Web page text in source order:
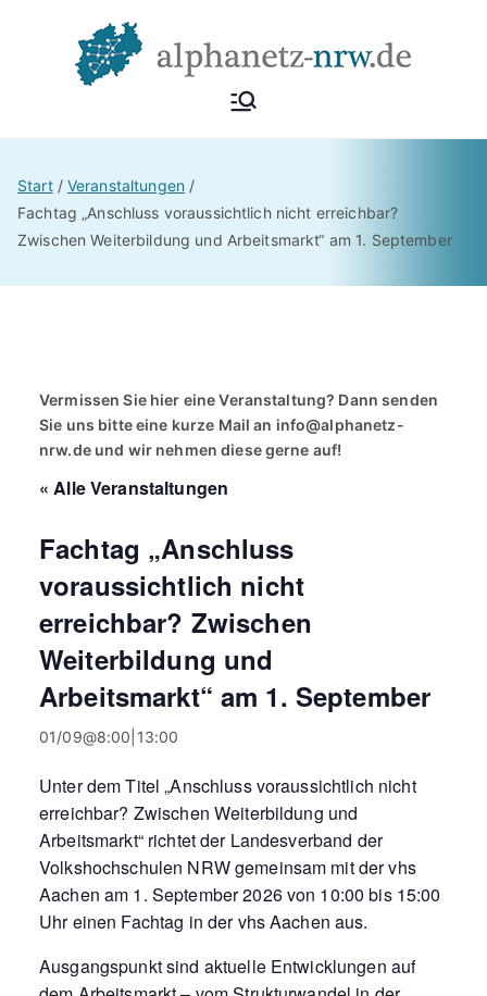
Alphan
etz
NRW
Start
Veranstaltungen
Fachtag „Anschluss voraussichtlich nicht erreichbar?
Zwischen Weiterbildung und Arbeitsmarkt“ am 1. September
Vermissen Sie hier eine Veranstaltung? Dann senden
Sie uns bitte eine kurze Mail an info@alphanetz-
nrw.deund wir nehmen diese gerne auf!
« Alle Veranstaltungen
Fachtag „Anschluss
voraussichtlich nicht
erreichbar? Zwischen
Weiterbildung und
Arbeitsmarkt“ am 1. September
01/09@8:00 13:00
Unter dem Titel „Anschluss voraussichtlich nicht
erreichbar? Zwischen Weiterbildung und
Arbeitsmarkt“ richtet der Landesverband der
Volkshochschulen NRW gemeinsam mit der vhs
Aachen am 1. September 2026 von 10:00 bis 15:00
Uhr einen Fachtag in der vhs Aachen aus.
Ausgangspunkt sind aktuelle Entwicklungen auf